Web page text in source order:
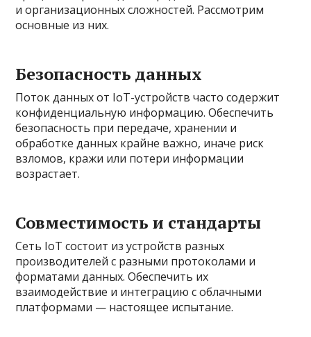
и организационных сложностей. Рассмотрим
основные из них.
Безопасность данных
Поток данных от IoT-устройств часто содержит
конфиденциальную информацию. Обеспечить
безопасность при передаче, хранении и
обработке данных крайне важно, иначе риск
взломов, кражи или потери информации
возрастает.
Совместимость и стандарты
Сеть IoT состоит из устройств разных
производителей с разными протоколами и
форматами данных. Обеспечить их
взаимодействие и интеграцию с облачными
платформами — настоящее испытание.